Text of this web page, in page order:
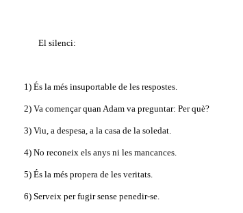
El silenci:
1) És la més insuportable de les respostes.
2) Va començar quan Adam va preguntar: Per què?
3) Viu, a despesa, a la casa de la soledat.
4) No reconeix els anys ni les mancances.
5) És la més propera de les veritats.
6) Serveix per fugir sense penedir-se.